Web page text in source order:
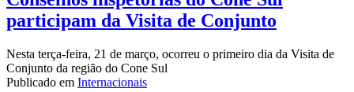
participam da Visita de Conjunto
Nesta terça-feira, 21 de março, ocorreu o primeiro dia da Visita de
Conjunto da região do Cone Sul
Publicado em Internacionais